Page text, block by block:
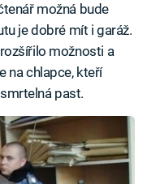
možná bude
je dobré mít i garáž.
možnosti a
na chlapce, kteří
past.